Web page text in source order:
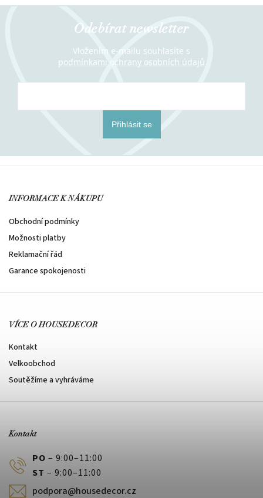
Odebírat newsletter
Vložením e-mailu souhlasíte s
podmínkami ochrany osobních údajů
Přihlásit se
INFORMACE K NÁKUPU
Obchodní podmínky
Možnosti platby
Reklamační řád
Garance spokojenosti
VÍCE O HOUSEDECOR
Kontakt
Velkoobchod
Soutěžíme a vyhráváme
Kontakt
PO – 9:00–11:00
ST – 9:00–11:00
podpora@housedecor.cz